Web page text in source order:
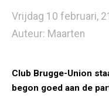
Vrijdag 10 februari,
Auteur: Maarten
Club Brugge-Union
begon goed aan de